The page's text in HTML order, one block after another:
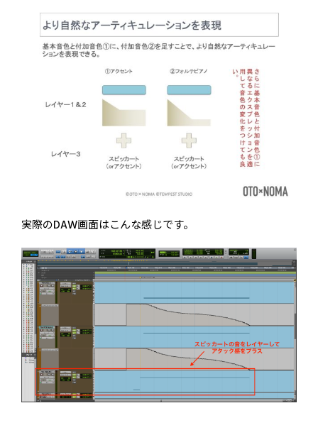
実際のDAW画面はこんな感じです。